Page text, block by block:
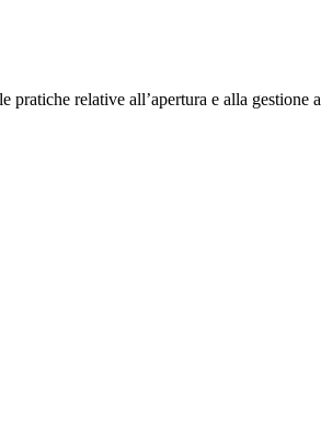
relative all’apertura e alla gestione